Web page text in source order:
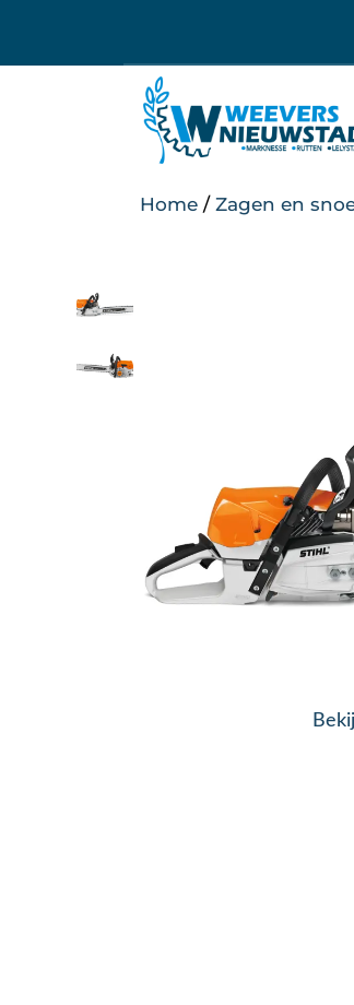
Home / Zagen en